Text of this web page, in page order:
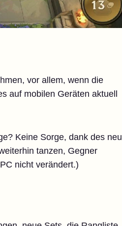
vor allem, wenn die
auf mobilen Geräten aktuell
Keine Sorge, dank des neu
tanzen, Gegner
nicht verändert.)